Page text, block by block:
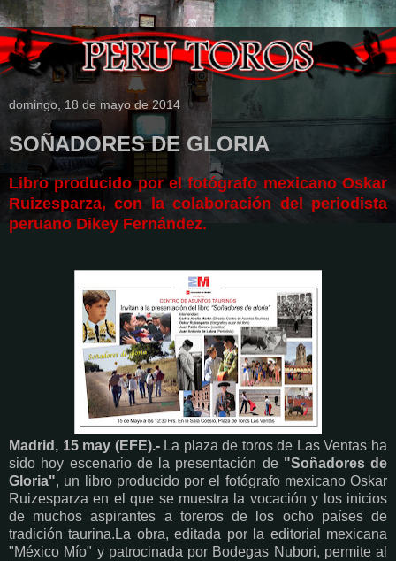
domingo, 18 de mayo de 2014
SOÑADORES DE GLORIA
Libro producido por el fotógrafo mexicano Oskar
Ruizesparza, con la colaboración del periodista
peruanoDikey Fernández.
Madrid, 15 may (EFE).-La plaza de toros de Las Ventas ha
sido hoy escenario de la presentación de "Soñadores de
Gloria", un libro producido por el fotógrafo mexicano Oskar
Ruizesparza en el que se muestra la vocación y los inicios
de muchos aspirantes a toreros de los ocho países de
tradición taurina.La obra, editada por la editorial mexicana
"México Mío" y patrocinada por Bodegas Nubori, permite al